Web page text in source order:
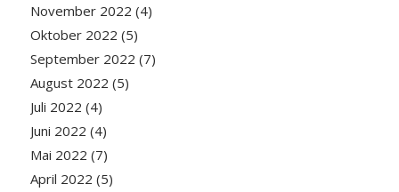
November 2022 (4)
Oktober 2022 (5)
September 2022 (7)
August 2022 (5)
Juli 2022 (4)
Juni 2022 (4)
Mai 2022 (7)
April 2022 (5)